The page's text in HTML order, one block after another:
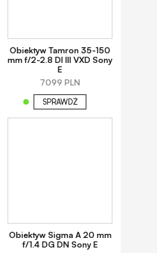
Obiektyw Tamron 35-150
mm f/2-2.8 DI III VXD Sony
E
7099 PLN
SPRAWDŹ
Obiektyw Sigma A 20 mm
f/1.4 DG DN Sony E